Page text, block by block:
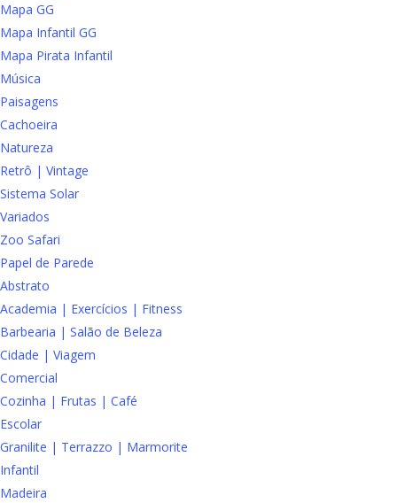
Mapa GG
Mapa Infantil GG
Mapa Pirata Infantil
Música
Paisagens
Cachoeira
Natureza
Retrô | Vintage
Sistema Solar
Variados
Zoo Safari
Papel de Parede
Abstrato
Academia | Exercícios | Fitness
Barbearia | Salão de Beleza
Cidade | Viagem
Comercial
Cozinha | Frutas | Café
Escolar
Granilite | Terrazzo | Marmorite
Infantil
Madeira